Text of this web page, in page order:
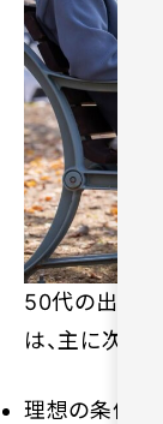
50代の出会い
は、主に次のと
理想の条件を